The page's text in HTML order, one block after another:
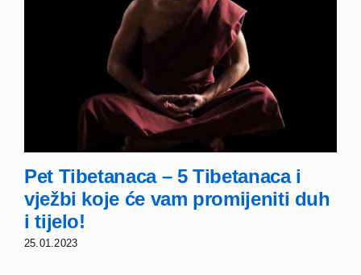
Pet Tibetanaca – 5 Tibetanaca i
vježbi koje će vam promijeniti duh
i tijelo!
25.01.2023